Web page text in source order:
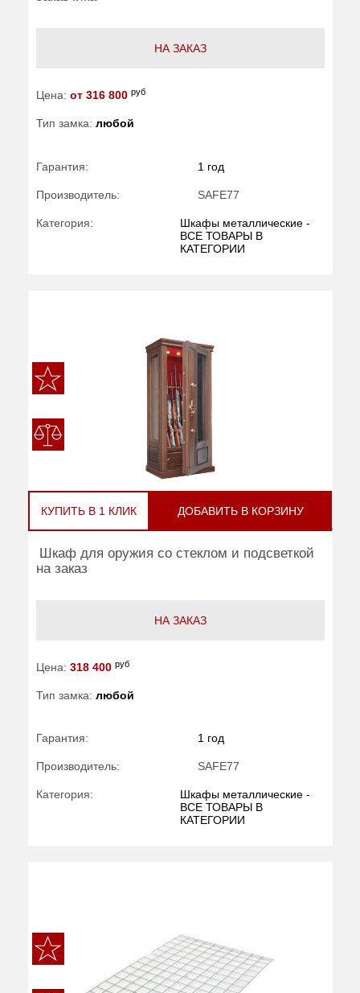
НА ЗАКАЗ
Цена: от 316 800 руб
Тип замка: любой
Гарантия: 1 год
Производитель: SAFE77
Категория:
Шкафы металлические -
ВСЕ ТОВАРЫ В
КАТЕГОРИИ
КУПИТЬ В 1 КЛИК ДОБАВИТЬ В КОРЗИНУ
Шкаф для оружия со стеклом и подсветкой
на заказ
НА ЗАКАЗ
Цена: 318 400 руб
Тип замка: любой
Гарантия: 1 год
Производитель: SAFE77
Категория:
Шкафы металлические -
ВСЕ ТОВАРЫ В
КАТЕГОРИИ